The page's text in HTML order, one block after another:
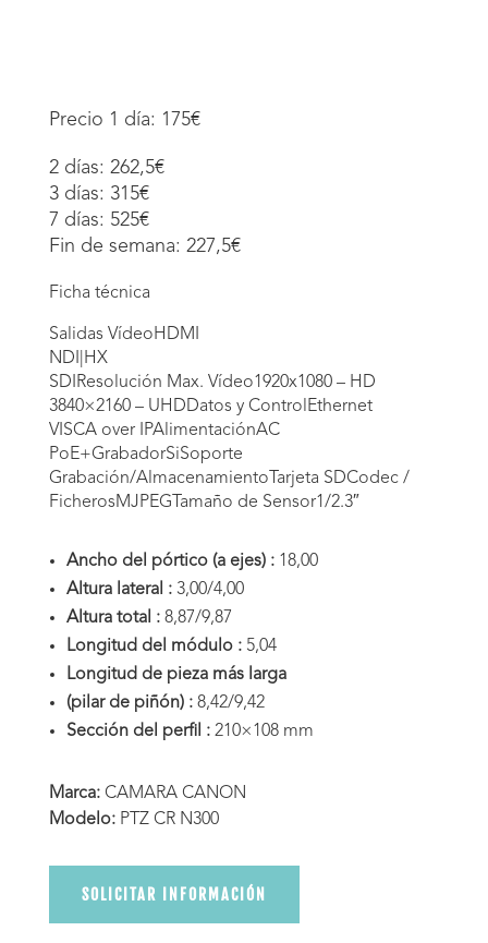
Precio 1 día: 175€
2 días: 262,5€
3 días: 315€
7 días: 525€
Fin de semana: 227,5€
Ficha técnica
Salidas VídeoHDMI
NDI|HX
SDIResolución Max. Vídeo1920x1080 – HD
3840×2160 – UHDDatos y ControlEthernet
VISCA over IPAlimentaciónAC
PoE+GrabadorSiSoporte
Grabación/AlmacenamientoTarjeta SDCodec /
FicherosMJPEGTamaño de Sensor1/2.3″
Ancho del pórtico (a ejes) : 18,00
Altura lateral : 3,00/4,00
Altura total : 8,87/9,87
Longitud del módulo : 5,04
Longitud de pieza más larga
(pilar de piñón) : 8,42/9,42
Sección del perfil : 210×108 mm
Marca:CAMARA CANON
Modelo:PTZ CR N300
SOLICITAR INFORMACIÓN